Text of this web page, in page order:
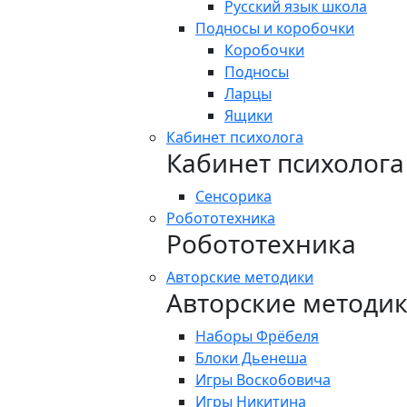
Русский язык школа
Подносы и коробочки
Коробочки
Подносы
Ларцы
Ящики
Кабинет психолога
Кабинет психолога
Сенсорика
Робототехника
Робототехника
Авторские методики
Авторские
Наборы Фрёбеля
Блоки Дьенеша
Игры Воскобовича
Игры Никитина